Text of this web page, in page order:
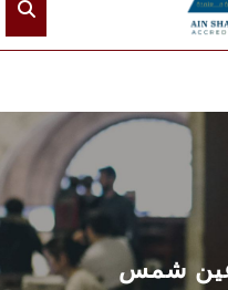
الرئيسيـة
عن الجامعة
القطاعـات عين شمس